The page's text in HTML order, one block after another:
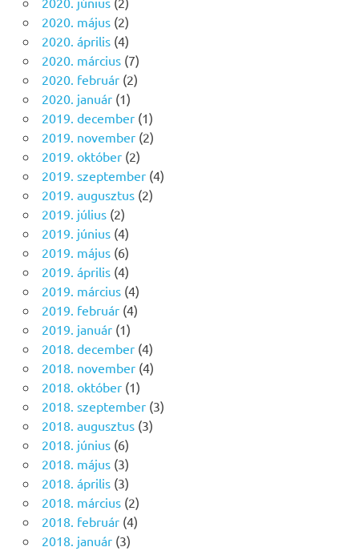
2020. május(2)
2020. április(4)
2020. március(7)
2020. február(2)
2020. január(1)
2019. december(1)
2019. november(2)
2019. október(2)
2019. szeptember(4)
2019. augusztus(2)
2019. július(2)
2019. június(4)
2019. május(6)
2019. április(4)
2019. március(4)
2019. február(4)
2019. január(1)
2018. december(4)
2018. november(4)
2018. október(1)
2018. szeptember(3)
2018. augusztus(3)
2018. június(6)
2018. május(3)
2018. április(3)
2018. március(2)
2018. február(4)
2018. január(3)